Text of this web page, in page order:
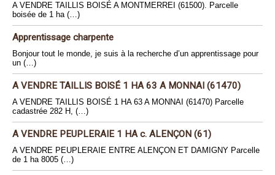
A VENDRE TAILLIS BOISÉ A MONTMERREI (61500). Parcelle
boisée de 1 ha (…)
Apprentissage charpente
Bonjour tout le monde, je suis à la recherche d’un apprentissage pour
un (…)
A VENDRE TAILLIS BOISÉ 1 HA 63 A MONNAI (61470)
A VENDRE TAILLIS BOISÉ 1 HA 63 A MONNAI (61470) Parcelle
cadastrée 282 H, (…)
A VENDRE PEUPLERAIE 1 HA c. ALENÇON (61)
A VENDRE PEUPLERAIE ENTRE ALENÇON ET DAMIGNY Parcelle
de 1 ha 8005 (…)